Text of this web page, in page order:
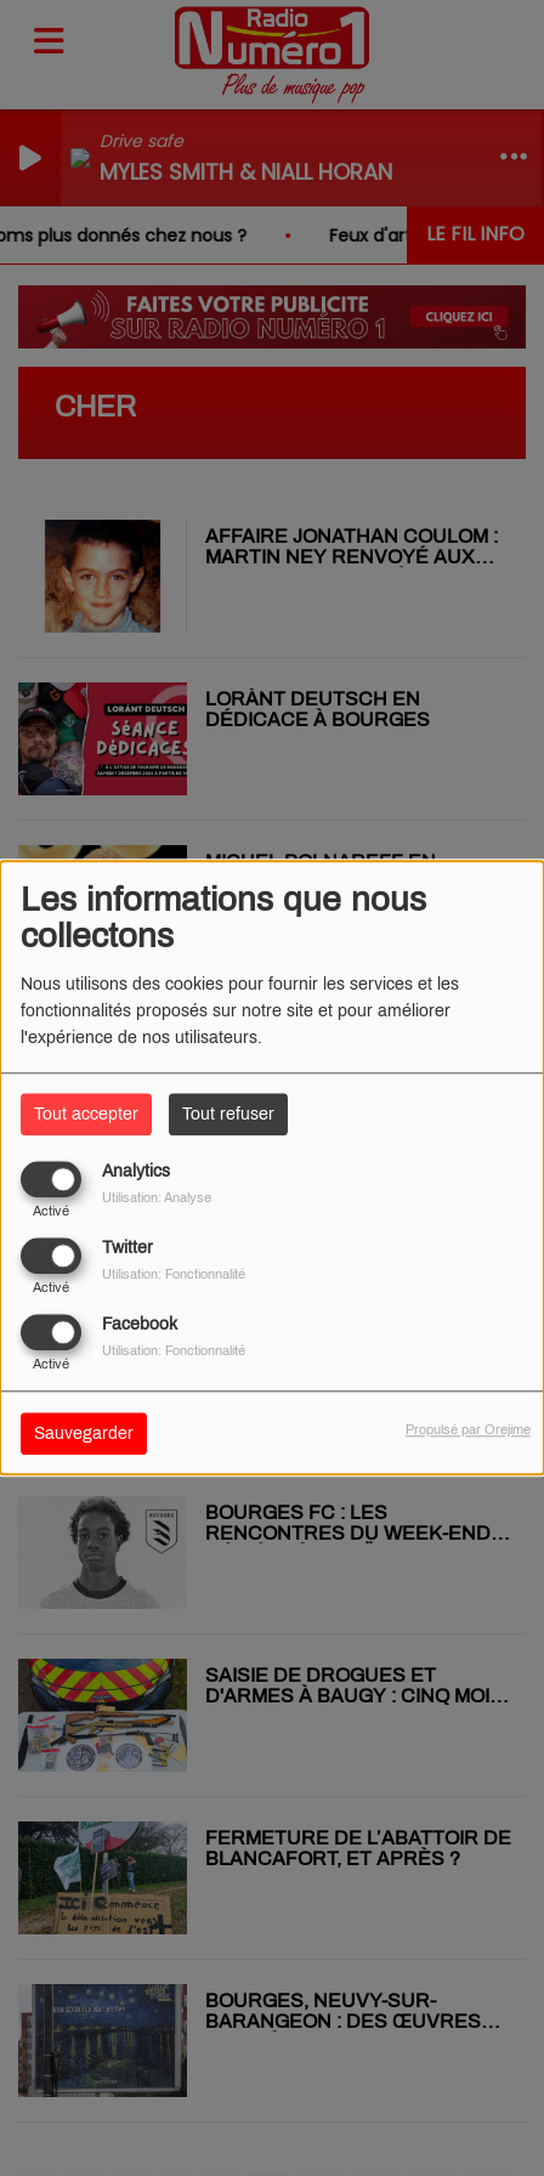
Les informations que nous
collectons
Nous utilisons des cookies pour fournir les services et les
fonctionnalités proposés sur notre site et pour améliorer
l'expérience de nos utilisateurs.
Tout accepter Tout refuser
Analytics
Activé
Utilisation: Analyse
Twitter
Activé
Utilisation: Fonctionnalité
Facebook
Activé
Utilisation: Fonctionnalité
Sauvegarder Propulsé par Orejime
Drive safe
MYLES SMITH & NIALL HORAN
LE FIL INFO
plus donnés chez nous ? Feux d'artifice interdits
CHER
AFFAIRE JONATHAN COULOM :
MARTIN NEY RENVOYÉ AUX
LORÀNT DEUTSCH EN
DÉDICACE À BOURGES
MICHEL POLNAREFF EN
OUVERTURE DU PRINTEMPS
DE BOURGES 2025 !
VISITEZ LE CENTRE
HOSPITALIER JACQUES CŒUR
POUR SOUTENIR « VINORIZON
PRINTEMPS DE BOURGES : MC
YODELICE … SERONT SUR LA
BOURGES FC : LES
RENCONTRES DU WEEK-END
SAISIE DE DROGUES ET
D'ARMES À BAUGY : CINQ MOIS
FERMETURE DE L’ABATTOIR DE
BLANCAFORT, ET APRÈS ?
BOURGES, NEUVY-SUR-
BARANGEON : DES ŒUVRES